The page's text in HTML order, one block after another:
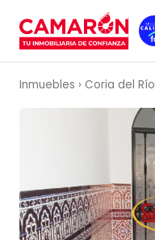
Inmuebles › Coria del Río
VENTA